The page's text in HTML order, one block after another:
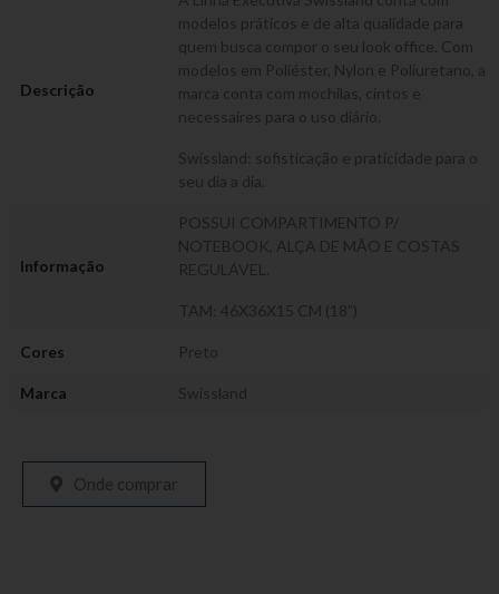
Descrição
modelos práticos e de alta qualidade para
quem busca compor o seu look office. Com
modelos em Poliéster, Nylon e Poliuretano, a
marca conta com mochilas, cintos e
necessaires para o uso diário.
Swissland: sofisticação e praticidade para o
seu dia a dia.
Informação
POSSUI COMPARTIMENTO P/
NOTEBOOK, ALÇA DE MÃO E COSTAS
REGULÁVEL.
TAM: 46X36X15 CM (18”)
Cores Preto
Marca Swissland
Onde comprar